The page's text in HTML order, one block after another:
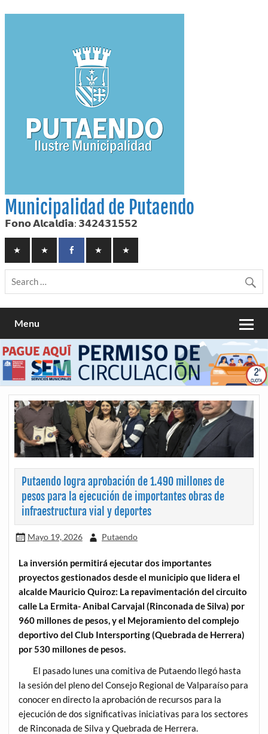
to
Municipalidad de Putaendo
𝗙𝗼𝗻𝗼 𝗔𝗹𝗰𝗮𝗹𝗱𝗶́𝗮: 𝟯𝟰𝟮𝟰𝟯𝟭𝟱𝟱𝟮
Menu
Putaendo logra aprobación de 1.490 millones de
pesos para la ejecución de importantes obras de
infraestructura vial y deportes
Mayo 19, 2026 Putaendo
La inversión permitirá ejecutar dos importantes
proyectos gestionados desde el municipio que lidera el
alcalde Mauricio Quiroz: La repavimentación del circuito
calle La Ermita- Anibal Carvajal (Rinconada de Silva) por
960 millones de pesos, y el Mejoramiento del complejo
deportivo del Club Intersporting (Quebrada de Herrera)
por 530 millones de pesos.
El pasado lunes una comitiva de Putaendo llegó hasta
la sesión del pleno del Consejo Regional de Valparaíso para
conocer en directo la aprobación de recursos para la
ejecución de dos significativas iniciativas para los sectores
de Rinconada de Silva y Quebrada de Herrera.